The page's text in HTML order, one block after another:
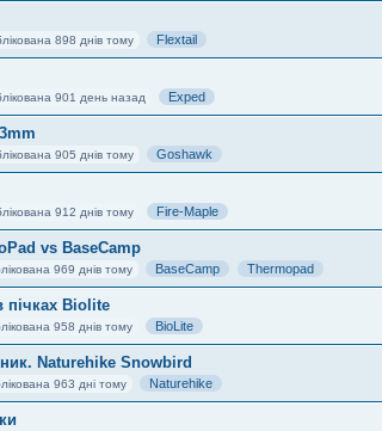
898 днів тому Flextail
901 день назад Exped
905 днів тому Goshawk
912 днів тому Fire-Maple
vs BaseCamp
969 днів тому BaseCamp Thermopad
пічках Biolite
958 днів тому BioLite
Naturehike Snowbird
963 дні тому Naturehike